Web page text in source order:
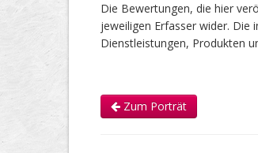
Die Bewertungen, die hier
jeweiligen Erfasser wider. Die
Dienstleistungen, Produkten
Zum Porträt